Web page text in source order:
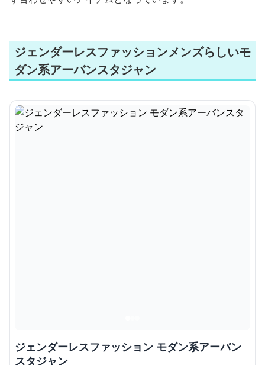
ジェンダーレスファッションメンズらしいモ
ダン系アーバンスタジャン
ジェンダーレスファッション モダン系アーバン
スタジャン